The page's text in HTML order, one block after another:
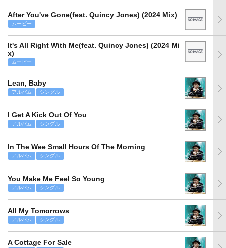
After You've Gone(feat. Quincy Jones) (2024 Mix)
ムービー
It's All Right With Me(feat. Quincy Jones) (2024 Mi
x)
ムービー
Lean, Baby
アルバム シングル
I Get A Kick Out Of You
アルバム シングル
In The Wee Small Hours Of The Morning
アルバム シングル
You Make Me Feel So Young
アルバム シングル
All My Tomorrows
アルバム シングル
A Cottage For Sale